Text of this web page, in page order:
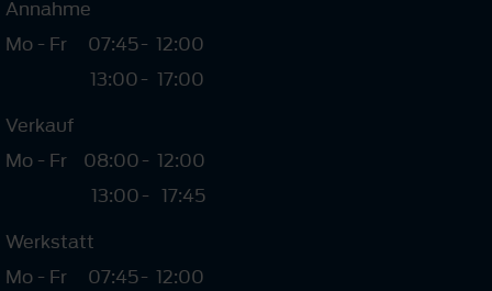
Annahme
Mo - Fr
07:45
13:00
-
-
12:00
17:00
Verkauf
Mo - Fr
08:00
13:00
-
-
12:00
17:45
Werkstatt
Mo - Fr
07:45- 12:00